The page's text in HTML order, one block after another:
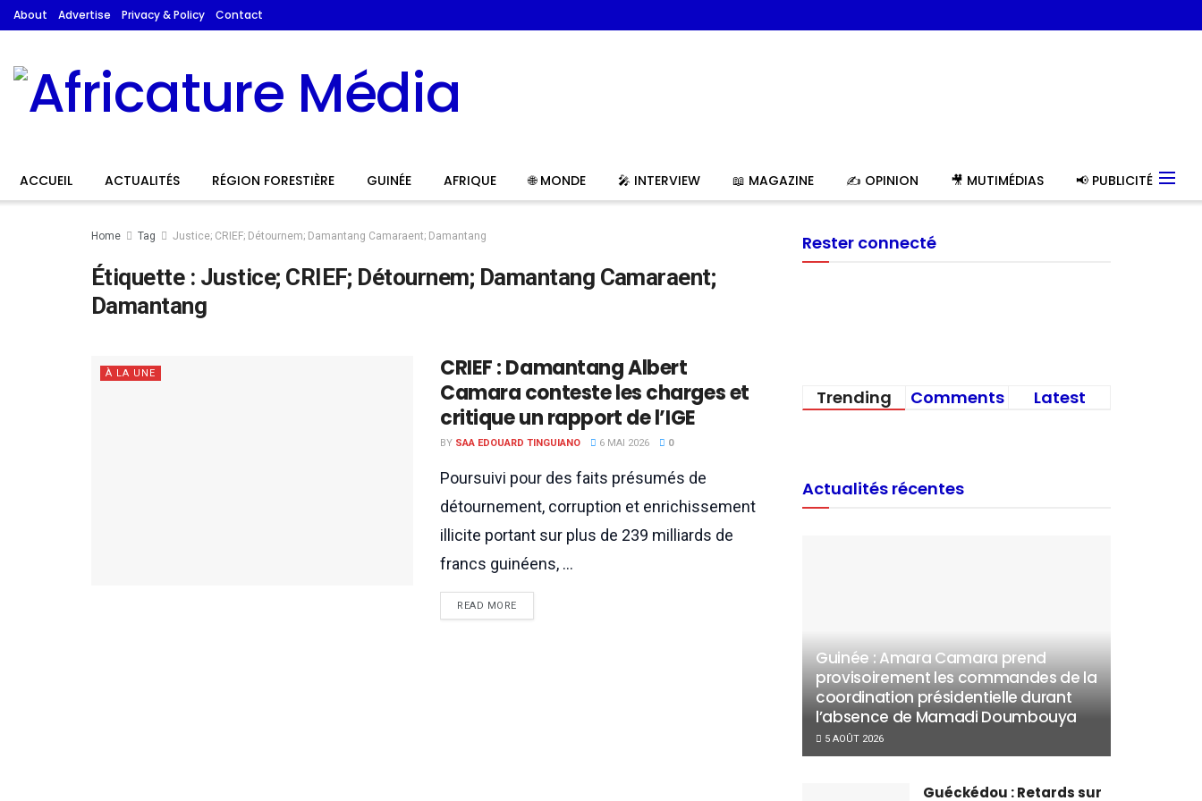
About Advertise Privacy & Policy Contact
ACCUEIL ACTUALITÉS RÉGION FORESTIÈRE GUINÉE AFRIQUE 🌐 MONDE 🎤 INTERVIEW 📖 MAGAZINE ✍️ OPINION 🎥 MUTIMÉDIAS 📢 PUBLICITÉ
Home Tag Justice; CRIEF; Détournem; Damantang Camaraent; Damantang
Étiquette : Justice; CRIEF; Détournem; Damantang Camaraent;
Damantang
À LA UNE
CRIEF : Damantang Albert
Camara conteste les charges et
critique un rapport de l’IGE
BY SAA EDOUARD TINGUIANO 6 MAI 2026 0
Poursuivi pour des faits présumés de
détournement, corruption et enrichissement
illicite portant sur plus de 239 milliards de
francs guinéens, ...
READ MORE
Rester connecté
Trending Comments Latest
Actualités récentes
Guinée : Amara Camara prend
provisoirement les commandes de la
coordination présidentielle durant
l’absence de Mamadi Doumbouya
5 AOÛT 2026
Guéckédou : Retards sur